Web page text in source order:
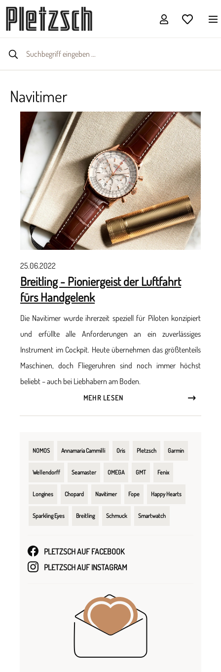
Navitimer
25.06.2022
Breitling - Pioniergeist der Luftfahrt
fürs Handgelenk
Die Navitimer wurde ihrerzeit speziell für Piloten konzipiert
und erfüllte alle Anforderungen an ein zuverlässiges
Instrument im Cockpit. Heute übernehmen das größtenteils
Maschinen, doch Fliegeruhren sind noch immer höchst
beliebt – auch bei Liebhabern am Boden.
MEHR LESEN
NOMOS Annamaria Cammilli Oris Pletzsch Garmin
Wellendorff Seamaster OMEGA GMT Fenix
Longines Chopard Navitimer Fope Happy Hearts
Sparkling Eyes Breitling Schmuck Smartwatch
PLETZSCH AUF FACEBOOK
PLETZSCH AUF INSTAGRAM